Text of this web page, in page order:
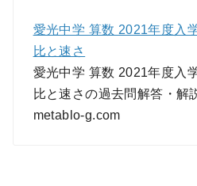
愛光中学 算数 2021年度入
比と速さ
愛光中学 算数 2021年度入
比と速さの過去問解答・解
metablo-g.com